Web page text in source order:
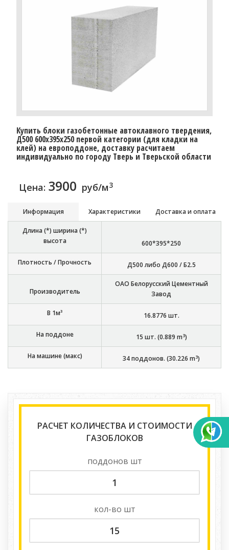
Купить блоки газобетонные автоклавного твердения,
Д500 600x395x250 первой категории (для кладки на
клей) на европоддоне, доставку расчитаем
индивидуально по городу Тверь и Тверьской области
Цена: 3900 руб/м3
Информация Характеристики Доставка и оплата
Длина (*) ширина (*)
высота
600*395*250
Плотность / Прочность Д500 либо Д600 / Б2.5
Производитель
ОАО Белорусский Цементный
Завод
В 1м³ 16.8776 шт.
На поддоне 15 шт. (0.889 m3)
На машине (макс) 34поддонов. (30.226 m3)
РАСЧЕТ КОЛИЧЕСТВА И СТОИМОСТИ
ГАЗОБЛОКОВ
поддонов шт
кол-во шт